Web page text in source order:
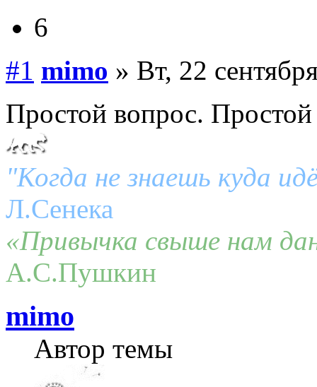
6
#1 mimo » Вт, 22
Простой вопрос. Простой
"Когда не знаешь куда
Л.Сенека
«Привычка свыше нам
А.С.Пушкин
mimo
Автор темы